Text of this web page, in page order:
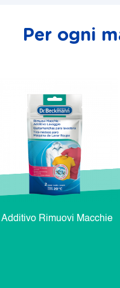
Per ogni
Additivo Rimuovi Macchie